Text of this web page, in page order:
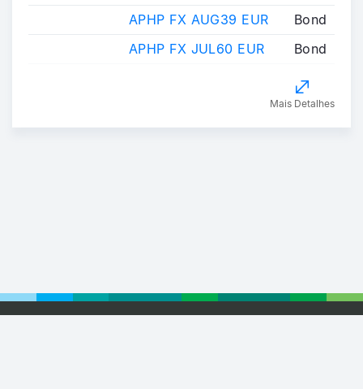
APHP FX AUG39 EUR
Bond
APHP FX JUL60 EUR
Bond
Mais Detalhes